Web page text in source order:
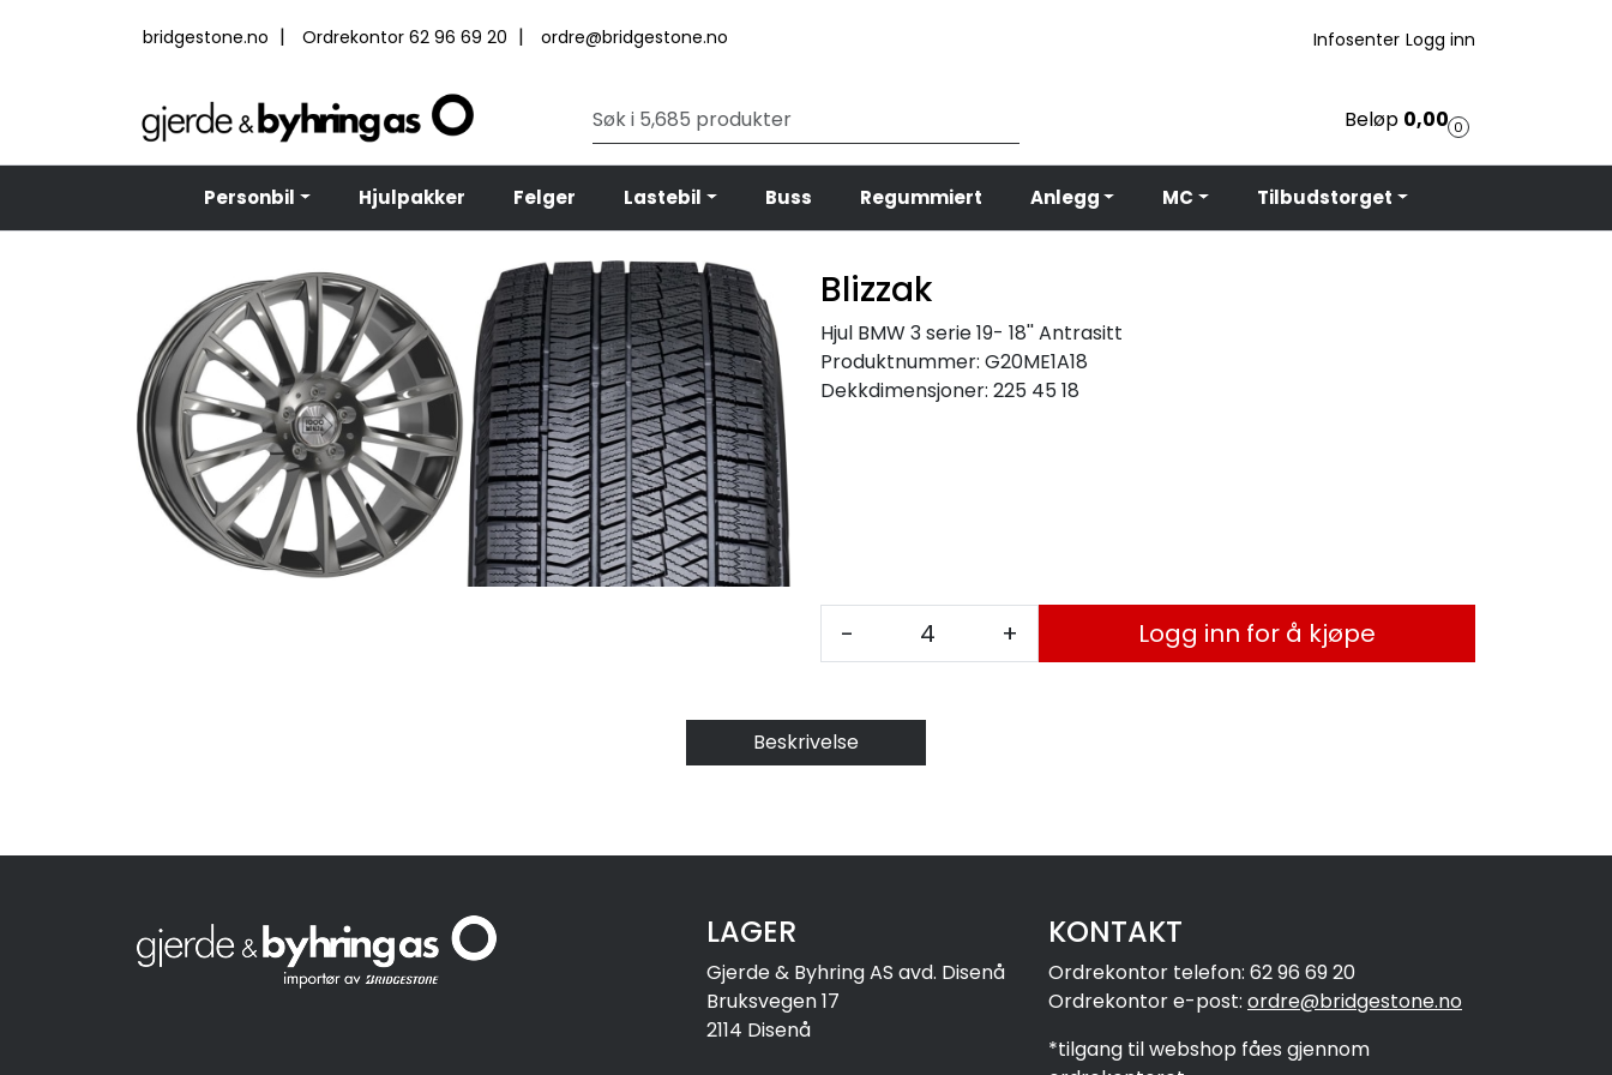
bridgestone.no | Ordrekontor 62 96 69 20 | ordre@bridgestone.no Infosenter Logg inn
Beløp 0,00 0
Personbil Hjulpakker Felger Lastebil Buss Regummiert Anlegg MC Tilbudstorget
Blizzak
Hjul BMW 3 serie 19- 18'' Antrasitt
Produktnummer: G20ME1A18
Dekkdimensjoner: 225 45 18
- + Logg inn for å kjøpe
Beskrivelse
LAGER
Gjerde & Byhring AS avd. Disenå
Bruksvegen 17
2114 Disenå
KONTAKT
Ordrekontor telefon: 62 96 69 20
Ordrekontor e-post: ordre@bridgestone.no
*tilgang til webshop fåes gjennom